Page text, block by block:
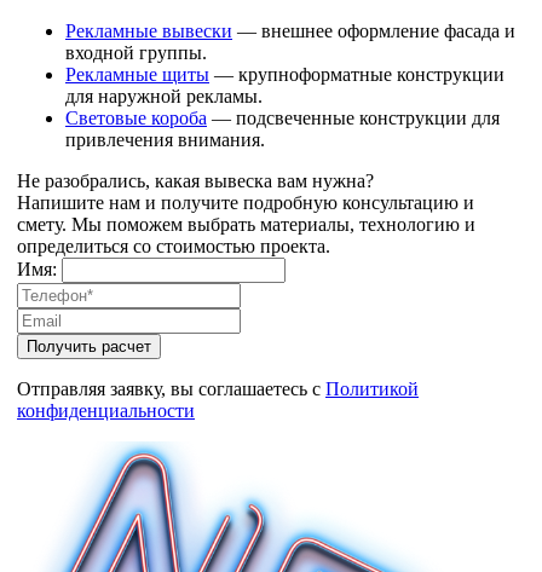
Рекламные вывески — внешнее оформление фасада и
входной группы.
Рекламные щиты — крупноформатные конструкции
для наружной рекламы.
Световые короба — подсвеченные конструкции для
привлечения внимания.
Не разобрались, какая вывеска вам нужна?
Напишите нам и получите подробную консультацию и
смету. Мы поможем выбрать материалы, технологию и
определиться со стоимостью проекта.
Имя:
Получить расчет
Отправляя заявку, вы соглашаетесь с Политикой
конфиденциальности